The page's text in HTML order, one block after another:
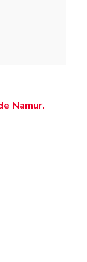
Namur.